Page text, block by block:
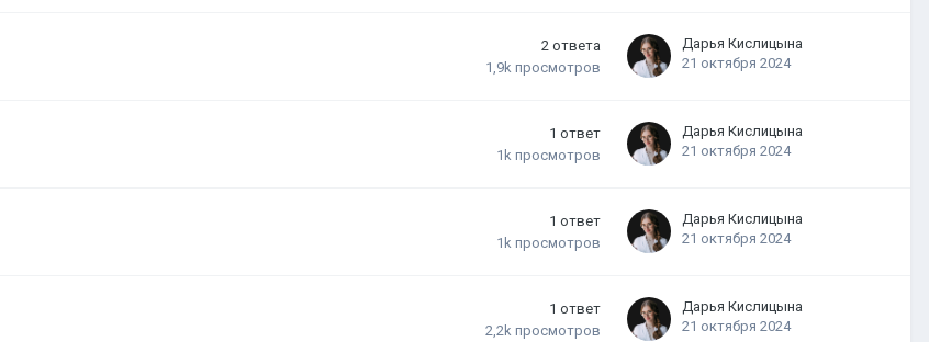
2 ответа
1,9k просмотров
Дарья Кислицына
21 октября 2024
1 ответ
1k просмотров
Дарья Кислицына
21 октября 2024
1 ответ
1k просмотров
Дарья Кислицына
21 октября 2024
1 ответ
2,2k просмотров
Дарья Кислицына
21 октября 2024